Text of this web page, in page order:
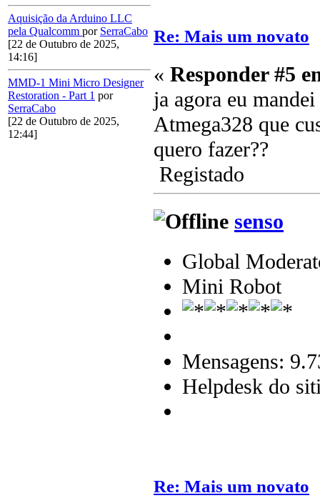
Aquisição da Arduino LLC
pela Qualcomm por SerraCabo
[22 de Outubro de 2025,
14:16]
MMD-1 Mini Micro Designer
Restoration - Part 1 por
SerraCabo
[22 de Outubro de 2025,
12:44]
Re: Mais um novato
« Responder #5
ja agora eu
Atmega328 que
quero fazer??
Registado
senso
Global
Mini Robot
Mensagens:
Helpdesk do
Re: Mais um novato